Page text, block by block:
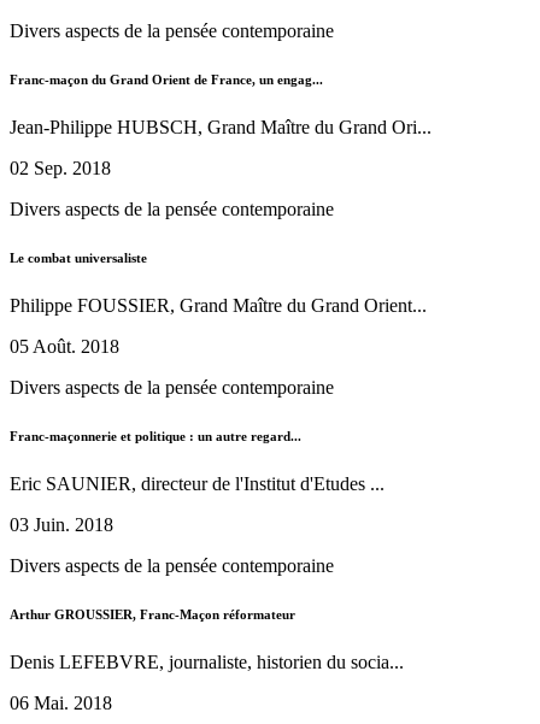
Divers aspects de la pensée contemporaine
Franc-maçon du Grand Orient de France, un engag...
Jean-Philippe HUBSCH, Grand Maître du Grand Ori...
02 Sep. 2018
Divers aspects de la pensée contemporaine
Le combat universaliste
Philippe FOUSSIER, Grand Maître du Grand Orient...
05 Août. 2018
Divers aspects de la pensée contemporaine
Franc-maçonnerie et politique : un autre regard...
Eric SAUNIER, directeur de l'Institut d'Etudes ...
03 Juin. 2018
Divers aspects de la pensée contemporaine
Arthur GROUSSIER, Franc-Maçon réformateur
Denis LEFEBVRE, journaliste, historien du socia...
06 Mai. 2018